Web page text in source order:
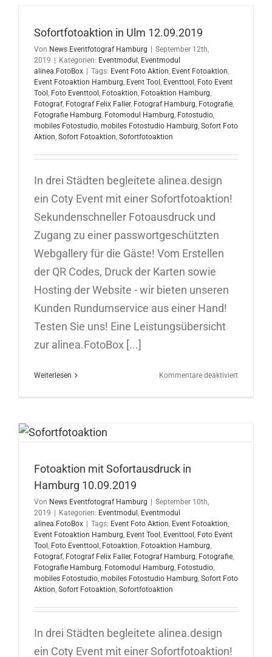
Sofortfotoaktion in Ulm 12.09.2019
Von News Eventfotograf Hamburg
September 12th,
2019
Kategorien: Eventmodul , Eventmodul
alinea.FotoBox
Tags: Event Foto Aktion, Event Fotoaktion,
Event Fotoaktion Hamburg, Event Tool , Eventtool , Foto Event
Tool , Foto Eventtool , Fotoaktion, Fotoaktion Hamburg,
Fotograf, Fotograf Felix Faller, Fotograf Hamburg, Fotografie,
Fotografie Hamburg, Fotomodul Hamburg, Fotostudio,
mobiles Fotostudio, mobiles Fotostudio Hamburg, Sofort Foto
Aktion, Sofort Fotoaktion, Sofortfotoaktion
In drei Städten begleitete alinea.design
ein Coty Event mit einer Sofortfotoaktion!
Sekundenschneller Fotoausdruck und
Zugang zu einer passwortgeschützten
Webgallery für die Gäste! Vom Erstellen
der QR Codes, Druck der Karten sowie
Hosting der Website - wir bieten unseren
Kunden Rundumservice aus einer Hand!
Testen Sie uns! Eine Leistungsübersicht
zur alinea.FotoBox [...]
Weiterlesen Kommentare deaktiviertfür
Fotoaktion mit Sofortausdruck in
Hamburg 10.09.2019
Von News Eventfotograf Hamburg
September 10th,
2019
Kategorien: Eventmodul , Eventmodul
alinea.FotoBox
Tags: Event Foto Aktion, Event Fotoaktion,
Event Fotoaktion Hamburg, Event Tool , Eventtool , Foto Event
Tool , Foto Eventtool , Fotoaktion, Fotoaktion Hamburg,
Fotograf, Fotograf Felix Faller, Fotograf Hamburg, Fotografie,
Fotografie Hamburg, Fotomodul Hamburg, Fotostudio,
mobiles Fotostudio, mobiles Fotostudio Hamburg, Sofort Foto
Aktion, Sofort Fotoaktion, Sofortfotoaktion
In drei Städten begleitete alinea.design
ein Coty Event mit einer Sofortfotoaktion!